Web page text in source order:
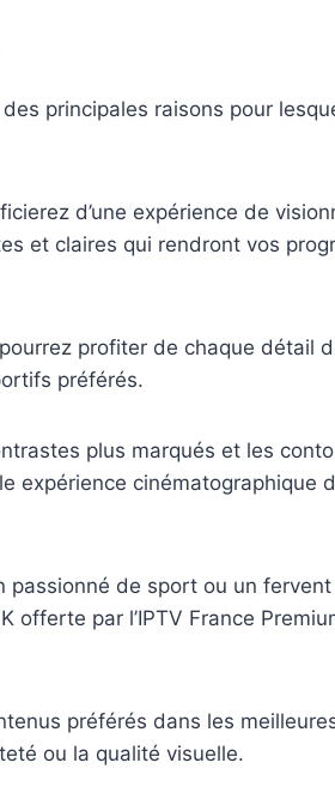
des principales raisons pour
d’une expérience de
et claires qui rendront vos
profiter de chaque détail
préférés.
plus marqués et les
expérience cinématographique
passionné de sport ou un
offerte par l’IPTV France
préférés dans les
ou la qualité visuelle.